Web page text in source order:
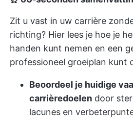
Zit u vast in uw carrière
richting? Hier lees je hoe je
handen kunt nemen en een
professioneel groeiplan kunt
Beoordeel je huidige
carrièredoelen door
lacunes en